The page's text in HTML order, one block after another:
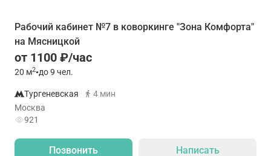
Рабочий кабинет №7 в коворкинге "Зона Комфорта"
на Мясницкой
от 1100 ₽/час
20 м2•до 9 чел.
Тургеневская
4 мин
Москва
921
Позвонить Написать